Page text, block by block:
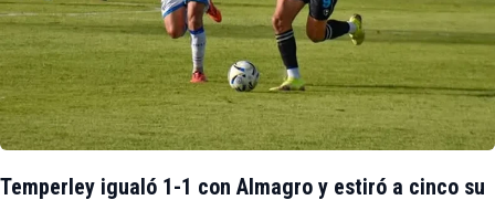
Temperley igualó 1-1 con Almagro y estiró a cinco su